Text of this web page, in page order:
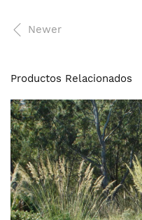
Newer
Productos Relacionados